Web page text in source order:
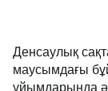
Денсаулық
маусымдағы
ұйымдарында